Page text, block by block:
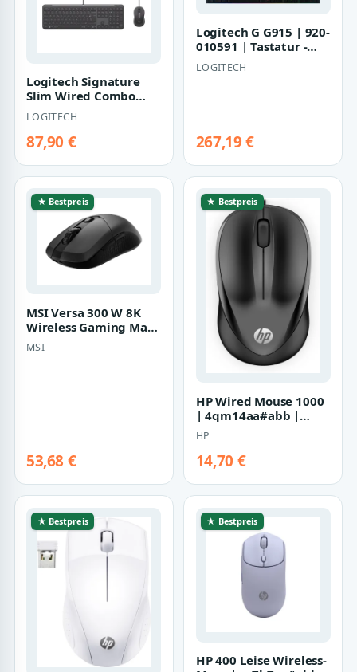
Logitech Signature
Slim Wired Combo
MK620 for Business |
920-013344 |
LOGITECH
87,90 €
Logitech G G915 | 920-
010591 | Tastatur -
hintergrundbeleuchtet
LOGITECH
267,19 €
★ Bestpreis
MSI Versa 300 W 8K
Wireless Gaming Maus
| s12-4301600-cla |
Maus - Opt…
MSI
53,68 €
★ Bestpreis
HP Wired Mouse 1000
| 4qm14aa#abb |
Maus - Maus
HP
14,70 €
★ Bestpreis ★ Bestpreis
HP 400 Leise Wireless-